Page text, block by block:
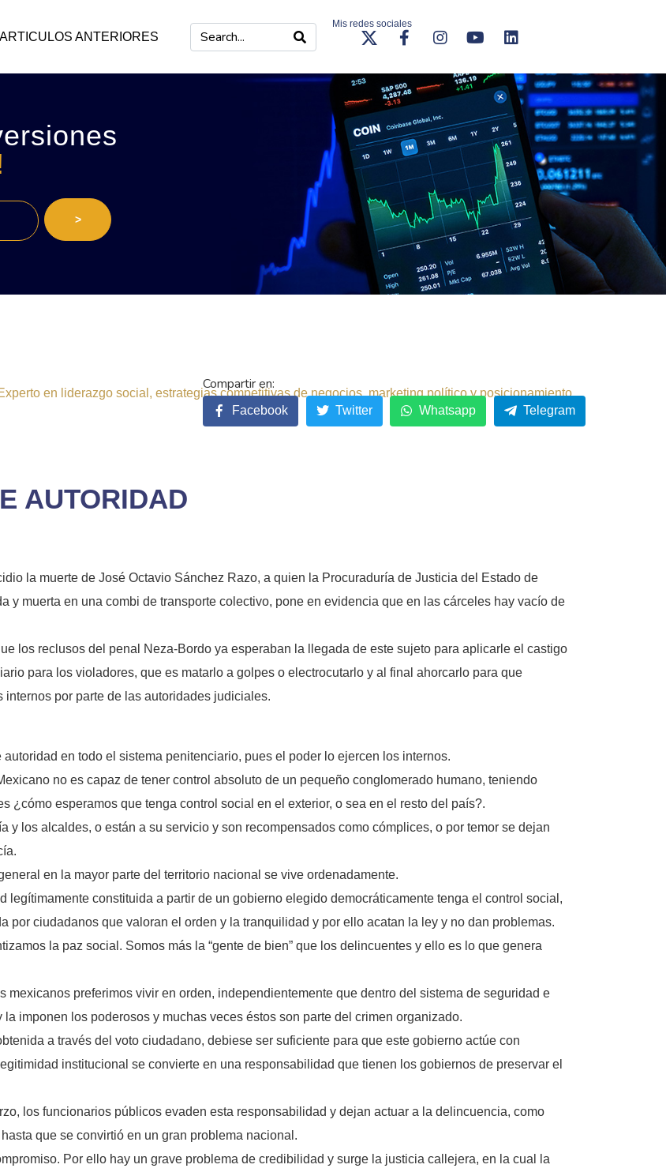
ARTICULOS ANTERIORES
Mis redes sociales
>
en liderazgo social, estrategias competitivas de negocios, marketing político y posicionamiento.
AUTORIDAD
la muerte de José Octavio Sánchez Razo, a quien la Procuraduría de Justicia del Estado de
y muerta en una combi de transporte colectivo, pone en evidencia que en las cárceles hay vacío de
los reclusos del penal Neza-Bordo ya esperaban la llegada de este sujeto para aplicarle el castigo
para los violadores, que es matarlo a golpes o electrocutarlo y al final ahorcarlo para que
por parte de las autoridades judiciales.
en todo el sistema penitenciario, pues el poder lo ejercen los internos.
no es capaz de tener control absoluto de un pequeño conglomerado humano, teniendo
¿cómo esperamos que tenga control social en el exterior, o sea en el resto del país?.
y los alcaldes, o están a su servicio y son recompensados como cómplices, o por temor se dejan
en la mayor parte del territorio nacional se vive ordenadamente.
legítimamente constituida a partir de un gobierno elegido democráticamente tenga el control social,
por ciudadanos que valoran el orden y la tranquilidad y por ello acatan la ley y no dan problemas.
la paz social. Somos más la “gente de bien” que los delincuentes y ello es lo que genera
mexicanos preferimos vivir en orden, independientemente que dentro del sistema de seguridad e
imponen los poderosos y muchas veces éstos son parte del crimen organizado.
a través del voto ciudadano, debiese ser suficiente para que este gobierno actúe con
institucional se convierte en una responsabilidad que tienen los gobiernos de preservar el
los funcionarios públicos evaden esta responsabilidad y dejan actuar a la delincuencia, como
que se convirtió en un gran problema nacional.
Por ello hay un grave problema de credibilidad y surge la justicia callejera, en la cual la
Facebook Twitter Whatsapp Telegram